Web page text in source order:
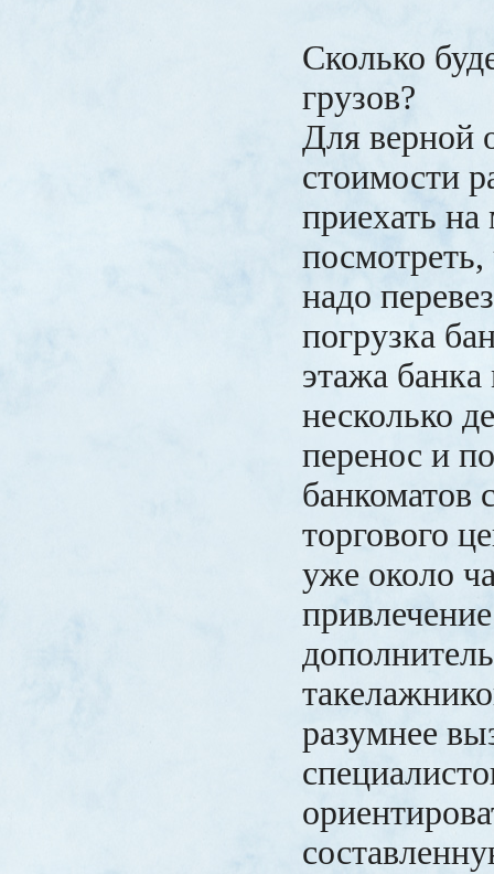
Сколько
грузов?
Для верной
стоимости
приехать на
посмотреть,
надо
погрузка
этажа
несколько
перенос и
банкоматов
торгового
уже около
привлечение
разумнее